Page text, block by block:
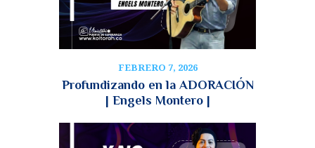
FEBRERO 7, 2026
Profundizando en la ADORACIÓN
| Engels Montero |